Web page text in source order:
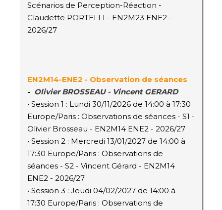
Scénarios de Perception-Réaction -
Claudette PORTELLI - EN2M23 ENE2 -
2026/27
EN2M14-ENE2 - Observation de séances
- Olivier BROSSEAU - Vincent GERARD
• Session 1 : Lundi 30/11/2026 de 14:00 à 17:30
Europe/Paris : Observations de séances - S1 -
Olivier Brosseau - EN2M14 ENE2 - 2026/27
• Session 2 : Mercredi 13/01/2027 de 14:00 à
17:30 Europe/Paris : Observations de
séances - S2 - Vincent Gérard - EN2M14
ENE2 - 2026/27
• Session 3 : Jeudi 04/02/2027 de 14:00 à
17:30 Europe/Paris : Observations de